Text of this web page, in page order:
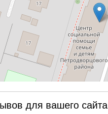
для вашего сайта